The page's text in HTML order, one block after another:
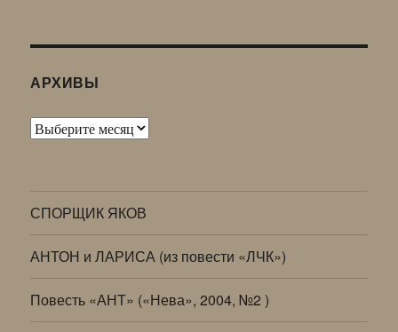
АРХИВЫ
Архивы
СПОРЩИК ЯКОВ
АНТОН и ЛАРИСА (из повести «ЛЧК»)
Повесть «АНТ» («Нева», 2004, №2 )